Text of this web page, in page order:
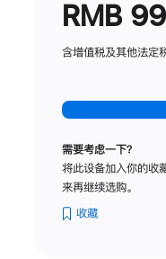
RMB
含增值税及其他法定
需要考虑一下？
将此设备加入你的收
来再继续选购。
收藏